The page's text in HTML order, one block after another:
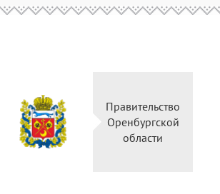
Министерство
культуры
Российской
федерации